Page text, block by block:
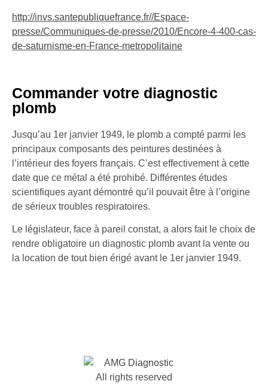
http://invs.santepubliquefrance.fr//Espace-
presse/Communiques-de-presse/2010/Encore-4-400-cas-
de-saturnisme-en-France-metropolitaine
Commander votre diagnostic
plomb
Jusqu’au 1er janvier 1949, le plomb a compté parmi les
principaux composants des peintures destinées à
l’intérieur des foyers français. C’est effectivement à cette
date que ce métal a été prohibé. Différentes études
scientifiques ayant démontré qu’il pouvait être à l’origine
de sérieux troubles respiratoires.
Le législateur, face à pareil constat, a alors fait le choix de
rendre obligatoire un diagnostic plomb avant la vente ou
la location de tout bien érigé avant le 1er janvier 1949.
All rights reserved